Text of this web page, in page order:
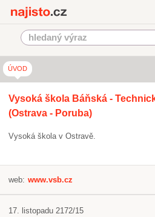
ÚVOD
Vysoká škola Báňská -
(Ostrava - Poruba)
Vysoká škola v Ostravě.
web: www.vsb.cz
17. listopadu 2172/15